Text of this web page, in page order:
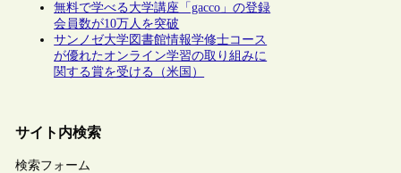
無料で学べる大学講座「gacco」の登録
会員数が10万人を突破
サンノゼ大学図書館情報学修士コース
が優れたオンライン学習の取り組みに
関する賞を受ける（米国）
サイト内検索
検索フォーム